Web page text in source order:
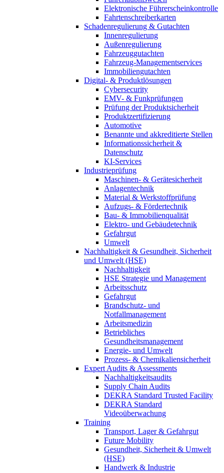
Elektronische Führerscheinkontrolle
Fahrtenschreiberkarten
Schadenregulierung & Gutachten
Innenregulierung
Außenregulierung
Fahrzeuggutachten
Fahrzeug-Managementservices
Immobiliengutachten
Digital- & Produktlösungen
Cybersecurity
EMV- & Funkprüfungen
Prüfung der Produktsicherheit
Produktzertifizierung
Automotive
Benannte und akkreditierte Stellen
Informationssicherheit &
Datenschutz
KI-Services
Industrieprüfung
Maschinen- & Gerätesicherheit
Anlagentechnik
Material & Werkstoffprüfung
Aufzugs- & Fördertechnik
Bau- & Immobilienqualität
Elektro- und Gebäudetechnik
Gefahrgut
Umwelt
Nachhaltigkeit & Gesundheit, Sicherheit
und Umwelt (HSE)
Nachhaltigkeit
HSE Strategie und Management
Arbeitsschutz
Gefahrgut
Brandschutz- und
Notfallmanagement
Arbeitsmedizin
Betriebliches
Gesundheitsmanagement
Energie- und Umwelt
Prozess- & Chemikaliensicherheit
Expert Audits & Assessments
Nachhaltigkeitsaudits
Supply Chain Audits
DEKRA Standard Trusted Facility
DEKRA Standard
Videoüberwachung
Training
Transport, Lager & Gefahrgut
Future Mobility
Gesundheit, Sicherheit & Umwelt
(HSE)
Handwerk & Industrie